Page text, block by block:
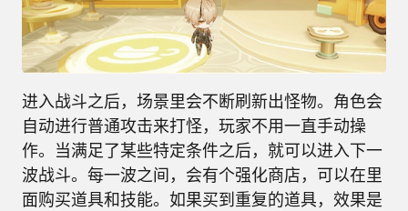
进入战斗之后，场景里会不断刷新出怪物。角色会
自动进行普通攻击来打怪，玩家不用一直手动操
作。当满足了某些特定条件之后，就可以进入下一
波战斗。每一波之间，会有个强化商店，可以在里
面购买道具和技能。如果买到重复的道具，效果是